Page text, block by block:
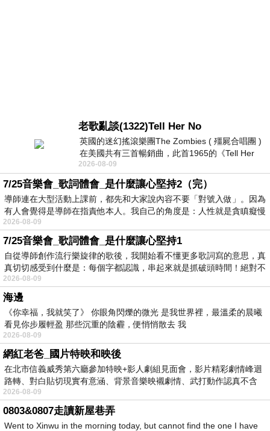
老歌亂談(1322)Tell Her No
英國的迷幻搖滾樂團The Zombies ( 殭屍合唱團 )
在美國共有三首暢銷曲，此首1965的《Tell Her
No》即為其中之一，在告示牌百大單曲
2026-08-09
7/25音樂會_歌詞體會_是什麼讓心堅持2（完）
導師連在大型活動上課前，都先和大家說內容不要「對號入做」。因為
有人會覺得是導師在指責他本人。我自己的角度是：人性就是貪瞋癡慢
2026-08-09
7/25音樂會_歌詞體會_是什麼讓心堅持1
自從導師創作流行樂旋律的歌後，我開始看不懂更多歌詞寫的意思，真
真切切感受到什麼是：每個字都認識，串起來就是抓破頭時間！絕對不
2026-08-09
海邊
《你幸福，我就笑了》 你眼角閃爍的微光 是我世界裡，最溫柔的晨曦
看見你步履輕盈 那些沉重的陰霾，便悄悄散去 我
2026-08-09
網紅老爸_國片特映和映後
在北市信義威秀第六廳參加特映+影人劇組見面會，影片精彩劇情峰迴
路轉、對白貼切現實有意涵、背景音樂映襯劇情、武打動作認真不含
糊、
2026-08-09
0803&0807走讀新屋巷弄
Went to Xinwu in the morning today, but cannot find the one I have